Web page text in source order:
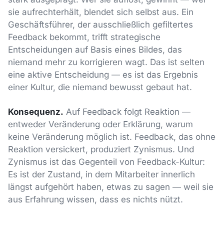
sie aufrechterhält, blendet sich selbst aus. Ein
Geschäftsführer, der ausschließlich gefiltertes
Feedback bekommt, trifft strategische
Entscheidungen auf Basis eines Bildes, das
niemand mehr zu korrigieren wagt. Das ist selten
eine aktive Entscheidung — es ist das Ergebnis
einer Kultur, die niemand bewusst gebaut hat.
Konsequenz. Auf Feedback folgt Reaktion —
entweder Veränderung oder Erklärung, warum
keine Veränderung möglich ist. Feedback, das ohne
Reaktion versickert, produziert Zynismus. Und
Zynismus ist das Gegenteil von Feedback-Kultur:
Es ist der Zustand, in dem Mitarbeiter innerlich
längst aufgehört haben, etwas zu sagen — weil sie
aus Erfahrung wissen, dass es nichts nützt.